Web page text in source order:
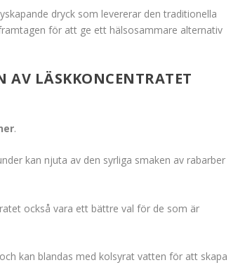
dryck som levererar den traditionella
för att ge ett hälsosammare alternativ
AV LÄSKKONCENTRATET
.
kan njuta av den syrliga smaken av rabarber
också vara ett bättre val för de som är
kan blandas med kolsyrat vatten för att skapa